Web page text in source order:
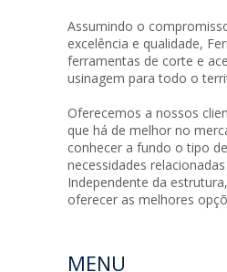
Assumindo o
excelência e qualidade,
ferramentas de corte e
usinagem para todo o
Oferecemos a nossos
que há de melhor no
conhecer a fundo o tipo
necessidades
Independente da
oferecer as melhores
MENU